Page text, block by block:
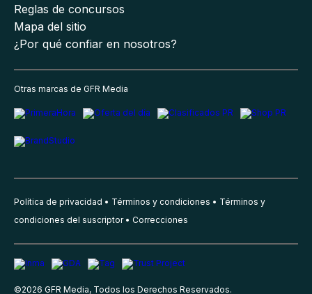
Reglas de concursos
Mapa del sitio
¿Por qué confiar en nosotros?
Otras marcas de GFR Media
Política de privacidad Términos y condiciones
Términos y
condiciones del suscriptor
Correcciones
©2026 GFR Media, Todos los Derechos Reservados.